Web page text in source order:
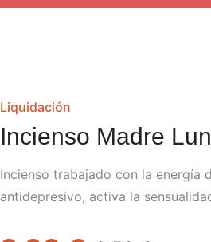
Liquidación
Incienso Madre
Incienso trabajado con la energía
antidepresivo, activa la